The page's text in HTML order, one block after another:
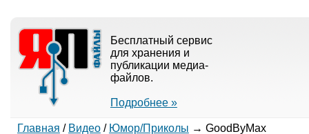
Бесплатный сервис
для хранения и
публикации медиа-
файлов.
Подробнее »
Главная / Видео/ Юмор/Приколы → GoodByMax